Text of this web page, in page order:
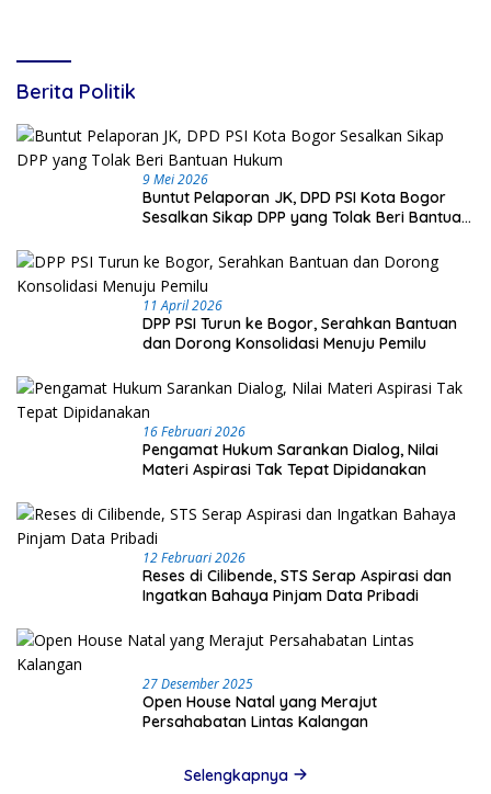
Berita Politik
9 Mei 2026
Buntut Pelaporan JK, DPD PSI Kota Bogor
Sesalkan Sikap DPP yang Tolak Beri Bantuan
11 April 2026
DPP PSI Turun ke Bogor, Serahkan Bantuan
dan Dorong Konsolidasi Menuju Pemilu
16 Februari 2026
Pengamat Hukum Sarankan Dialog, Nilai
Materi Aspirasi Tak Tepat Dipidanakan
12 Februari 2026
Reses di Cilibende, STS Serap Aspirasi dan
Ingatkan Bahaya Pinjam Data Pribadi
27 Desember 2025
Open House Natal yang Merajut
Persahabatan Lintas Kalangan
Selengkapnya